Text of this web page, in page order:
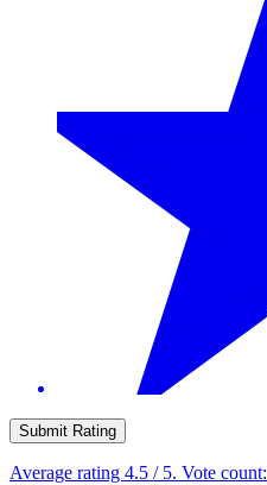
Submit Rating
Average rating 4.5 / 5. Vote count: